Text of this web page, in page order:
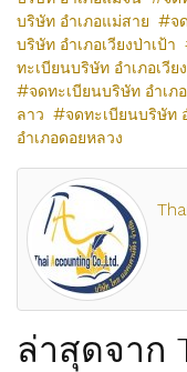
บริษัท อำเภอแม่สาย
จ
บริษัท อำเภอเวียงป่าเป้า
ทะเบียนบริษัท อำเภอเวีย
จดทะเบียนบริษัท อำเภ
ลาว
จดทะเบียนบริษัท
อำเภอดอยหลวง
ล่าสุดจาก